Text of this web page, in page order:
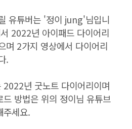
유튜버는 '정이 jung'님입니
2022년 아이패드 다이어리
며 2가지 영상에서 다이어리
.
년 굿노트 다이어리이며
방법은 위의 정이님 유튜브
주세요.